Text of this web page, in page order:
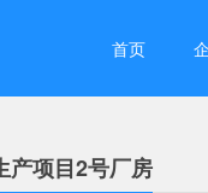
首页
产项目2号厂房